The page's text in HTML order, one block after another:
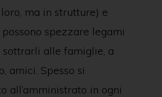
ma in strutture) e
spezzare legami
alle famiglie, a
amici. Spesso si
all’amministrato in ogni